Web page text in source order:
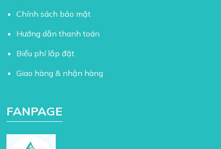
Chính sách bảo mật
Hướng dẫn thanh toán
Biểu phí lắp đặt
Giao hàng & nhận hàng
FANPAGE